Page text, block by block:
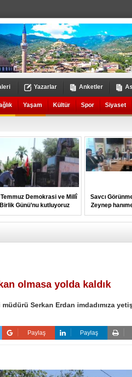
Yazarlar Anketler
Yaşam Kültür Spor Siyaset
Demokrasi ve Millî
Birlik Günü’nu kutluyoruz
Savcı
Zeynep
olmasa yolda kaldık
Serkan Erdan imdadımıza
Paylaş Paylaş